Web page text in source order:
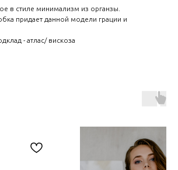
в стиле минимализм из органзы.
придает данной модели грации и
- атлас/ вискоза